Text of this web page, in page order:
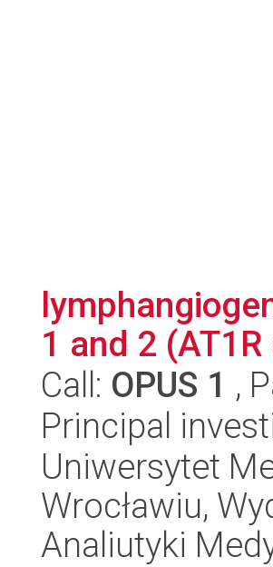
1 and 2
Call: OPUS 1 ,
Principal
Uniwersytet
Wrocławiu,
Analiutyki